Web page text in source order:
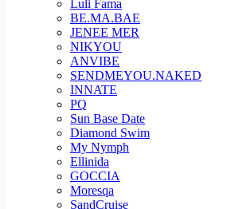
Luli Fama
BE.MA.BAE
JENEE MER
NIKYOU
ANVIBE
SENDMEYOU.NAKED
INNATE
PQ
Sun Base Date
Diamond Swim
My Nymph
Ellinida
GOCCIA
Moresqa
SandCruise